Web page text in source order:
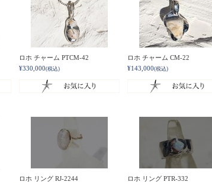
ロホ チャーム PTCM-42
¥330,000(税込)
ロホ チャーム CM-22
¥143,000(税込)
ロホ リング RJ-2244
ロホ リング PTR-332